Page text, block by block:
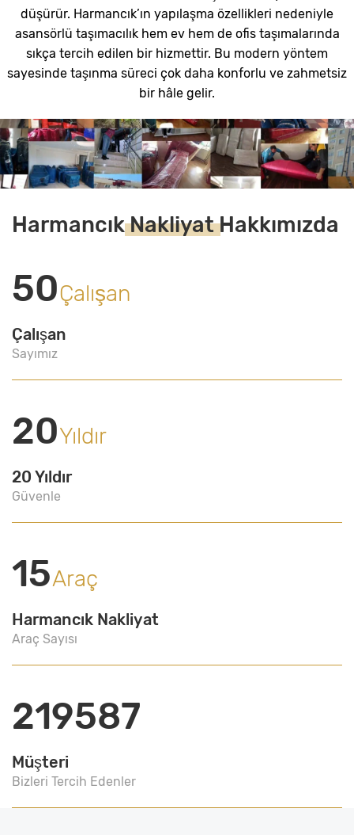
düşürür. Harmancık’ın yapılaşma özellikleri nedeniyle
asansörlü taşımacılık hem ev hem de ofis taşımalarında
sıkça tercih edilen bir hizmettir. Bu modern yöntem
sayesinde taşınma süreci çok daha konforlu ve zahmetsiz
bir hâle gelir.
HarmancıkNakliyatHakkımızda
50Çalışan
Çalışan
Sayımız
20Yıldır
20 Yıldır
Güvenle
15Araç
Harmancık Nakliyat
Araç Sayısı
219587
Müşteri
Bizleri Tercih Edenler